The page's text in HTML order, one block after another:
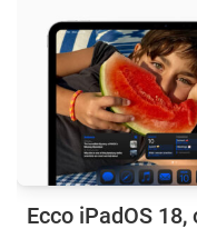
Ecco iPadOS